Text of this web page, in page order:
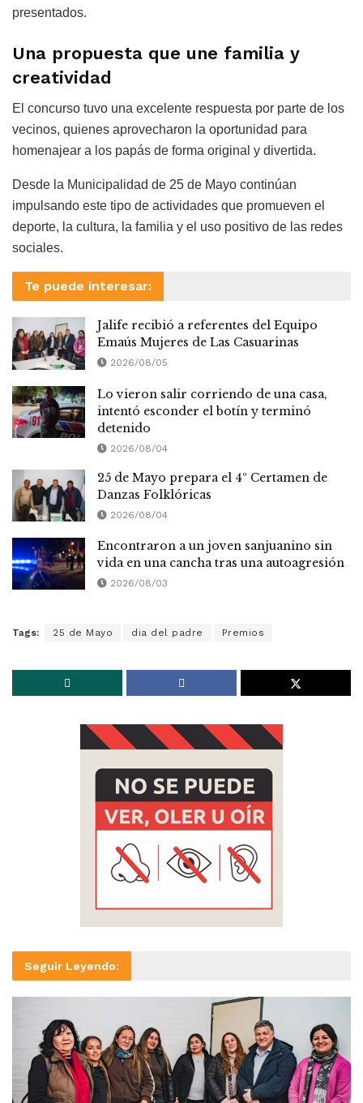
presentados.
Una propuesta que une familia y
creatividad
El concurso tuvo una excelente respuesta por parte de los
vecinos, quienes aprovecharon la oportunidad para
homenajear a los papás de forma original y divertida.
Desde la Municipalidad de 25 de Mayo continúan
impulsando este tipo de actividades que promueven el
deporte, la cultura, la familia y el uso positivo de las redes
sociales.
Te puede interesar:
Jalife recibió a referentes del Equipo
Emaús Mujeres de Las Casuarinas
2026/08/05
Lo vieron salir corriendo de una casa,
intentó esconder el botín y terminó
detenido
2026/08/04
25 de Mayo prepara el 4º Certamen de
Danzas Folklóricas
2026/08/04
Encontraron a un joven sanjuanino sin
vida en una cancha tras una autoagresión
2026/08/03
Tags: 25 de Mayo dia del padre Premios
Seguir Leyendo: